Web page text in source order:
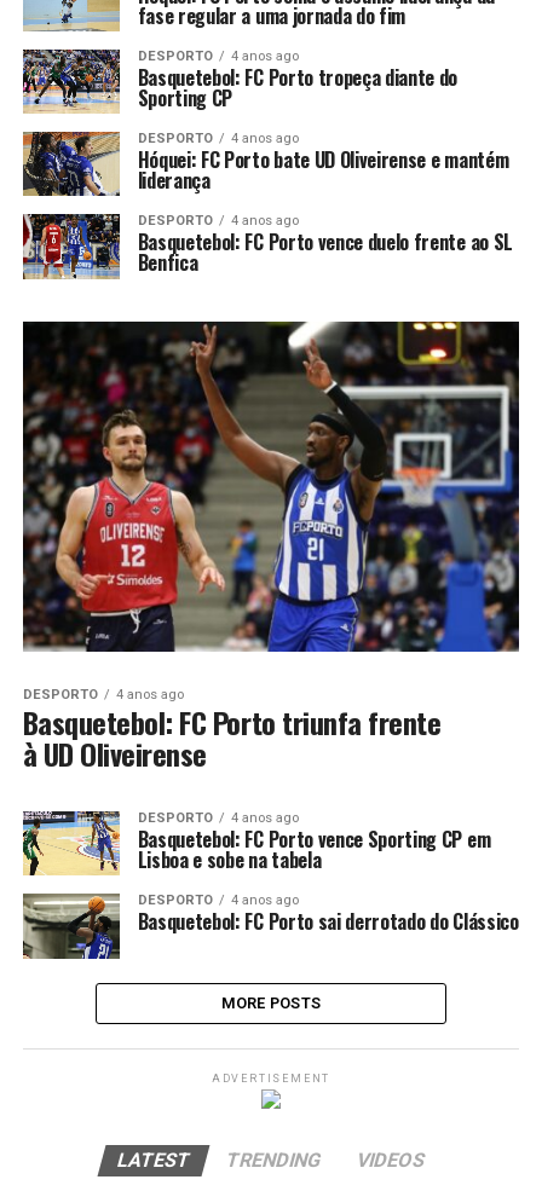
fase regular a uma jornada do fim
DESPORTO 4 anos ago
Basquetebol: FC Porto tropeça diante do
Sporting CP
DESPORTO 4 anos ago
Hóquei: FC Porto bate UD Oliveirense e mantém
liderança
DESPORTO 4 anos ago
Basquetebol: FC Porto vence duelo frente ao SL
Benfica
DESPORTO 4 anos ago
Basquetebol: FC Porto triunfa frente
à UD Oliveirense
DESPORTO 4 anos ago
Basquetebol: FC Porto vence Sporting CP em
Lisboa e sobe na tabela
DESPORTO 4 anos ago
Basquetebol: FC Porto sai derrotado do Clássico
MORE POSTS
ADVERTISEMENT
LATEST TRENDING VIDEOS